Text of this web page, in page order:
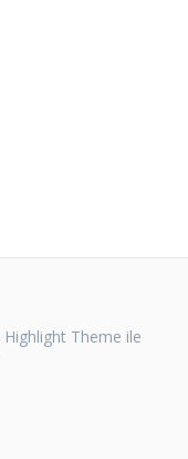
Highlight Theme ile